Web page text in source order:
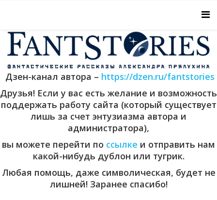
Дзен-канал автора – https://dzen.ru/fantstories
Друзья! Если у вас есть желание и возможность
поддержать работу сайта (который существует
лишь за счет энтузиазма автора и
администратора),
вы можете перейти по ссылке и отправить нам
какой-нибудь дублон или тугрик.
Любая помощь, даже символическая, будет не
лишней! Заранее спасибо!